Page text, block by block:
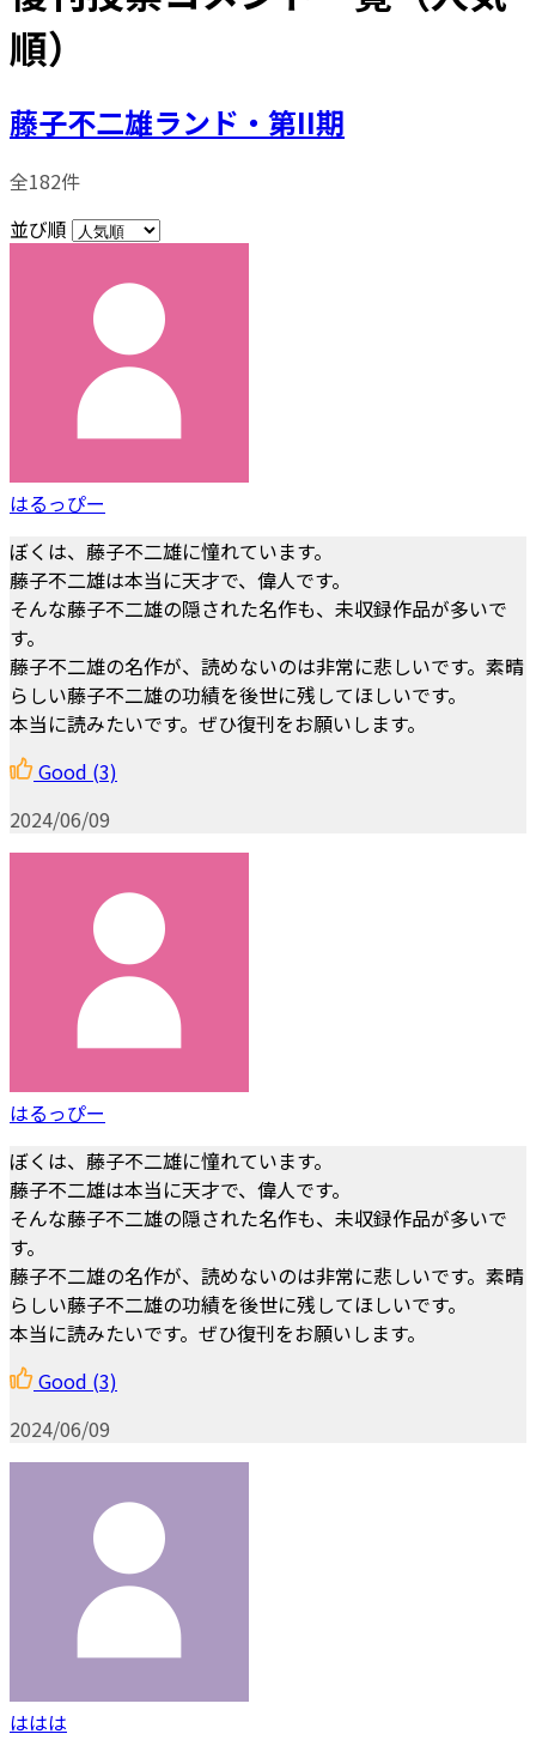
順）
藤子不二雄ランド・第II期
全182件
並び順
はるっぴー
ぼくは、藤子不二雄に憧れています。
藤子不二雄は本当に天才で、偉人です。
そんな藤子不二雄の隠された名作も、未収録作品が多いで
す。
藤子不二雄の名作が、読めないのは非常に悲しいです。素晴
らしい藤子不二雄の功績を後世に残してほしいです。
本当に読みたいです。ぜひ復刊をお願いします。
Good (3)
2024/06/09
はるっぴー
ぼくは、藤子不二雄に憧れています。
藤子不二雄は本当に天才で、偉人です。
そんな藤子不二雄の隠された名作も、未収録作品が多いで
す。
藤子不二雄の名作が、読めないのは非常に悲しいです。素晴
らしい藤子不二雄の功績を後世に残してほしいです。
本当に読みたいです。ぜひ復刊をお願いします。
Good (3)
2024/06/09
ははは